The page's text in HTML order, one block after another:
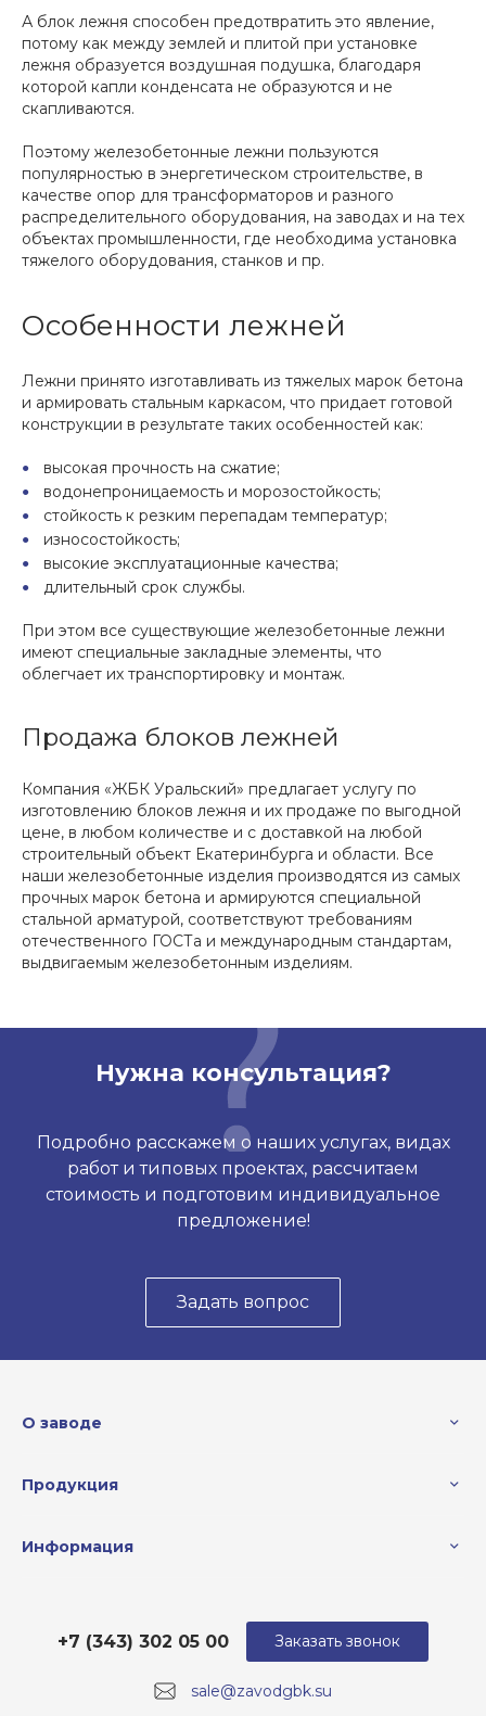
А блок лежня способен предотвратить это явление,
потому как между землей и плитой при установке
лежня образуется воздушная подушка, благодаря
которой капли конденсата не образуются и не
скапливаются.
Поэтому железобетонные лежни пользуются
популярностью в энергетическом строительстве, в
качестве опор для трансформаторов и разного
распределительного оборудования, на заводах и на тех
объектах промышленности, где необходима установка
тяжелого оборудования, станков и пр.
Особенности лежней
Лежни принято изготавливать из тяжелых марок бетона
и армировать стальным каркасом, что придает готовой
конструкции в результате таких особенностей как:
высокая прочность на сжатие;
водонепроницаемость и морозостойкость;
стойкость к резким перепадам температур;
износостойкость;
высокие эксплуатационные качества;
длительный срок службы.
При этом все существующие железобетонные лежни
имеют специальные закладные элементы, что
облегчает их транспортировку и монтаж.
Продажа блоков лежней
Компания «ЖБК Уральский» предлагает услугу по
изготовлению блоков лежня и их продаже по выгодной
цене, в любом количестве и с доставкой на любой
строительный объект Екатеринбурга и области. Все
наши железобетонные изделия производятся из самых
прочных марок бетона и армируются специальной
стальной арматурой, соответствуют требованиям
отечественного ГОСТа и международным стандартам,
выдвигаемым железобетонным изделиям.
Нужна консультация?
Подробно расскажем о наших услугах, видах
работ и типовых проектах, рассчитаем
стоимость и подготовим индивидуальное
предложение!
Задать вопрос
О заводе
Продукция
Информация
sale@zavodgbk.su
+7 (343) 302 05 00 Заказать звонок